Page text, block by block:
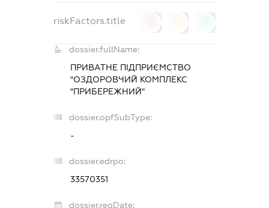
riskFactors.title
dossier.fullName:
ПРИВАТНЕ ПІДПРИЄМСТВО
"ОЗДОРОВЧИЙ КОМПЛЕКС
"ПРИБЕРЕЖНИЙ"
dossier.opfSubType:
-
dossier.edrpo:
33570351
dossier.regDate: